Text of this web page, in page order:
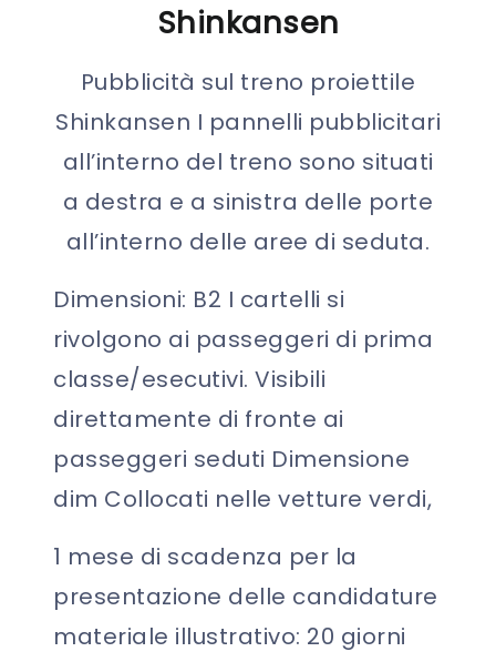
Shinkansen
Pubblicità sul treno proiettile
Shinkansen I pannelli pubblicitari
all’interno del treno sono situati
a destra e a sinistra delle porte
all’interno delle aree di seduta.
Dimensioni: B2 I cartelli si
rivolgono ai passeggeri di prima
classe/esecutivi. Visibili
direttamente di fronte ai
passeggeri seduti Dimensione
dim Collocati nelle vetture verdi,
1 mese di scadenza per la
presentazione delle candidature
materiale illustrativo: 20 giorni